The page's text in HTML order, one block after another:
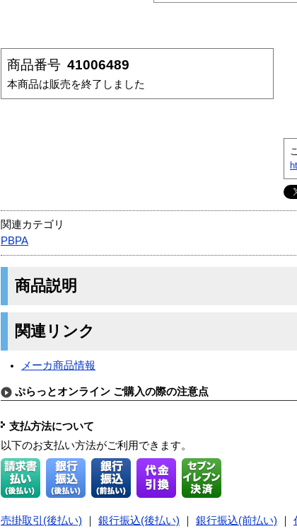
商品番号 41006489
本商品は販売を終了しました
関連カテゴリ
PBPA
商品説明
関連リンク
メーカ商品情報
ぷらっとオンライン ご購入の際の注意点
支払方法について
以下のお支払い方法がご利用できます。
売掛取引(後払い) 銀行振込(後払い) 銀行振込(前払い)